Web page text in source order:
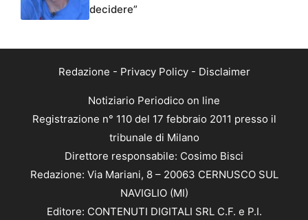
decidere”
Redazione - Privacy Policy- Disclaimer
Notiziario Periodico on line
Registrazione n° 110 del 17 febbraio 2011 presso il
tribunale di Milano
Direttore responsabile: Cosimo Bisci
Redazione: Via Mariani, 8 – 20063 CERNUSCO SUL
NAVIGLIO (MI)
Editore: CONTENUTI DIGITALI SRL C.F. e P.I.